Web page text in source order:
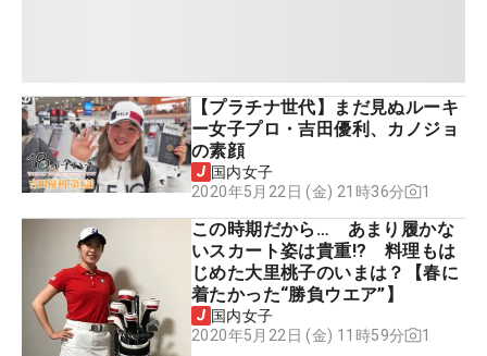
【プラチナ世代】まだ見ぬルーキ
ー女子プロ・吉田優利、カノジョ
の素顔
国内女子
2020年5月22日 (金) 21時36分
1
この時期だから… あまり履かな
いスカート姿は貴重!? 料理もは
じめた大里桃子のいまは？【春に
着たかった“勝負ウエア”】
国内女子
2020年5月22日 (金) 11時59分
1